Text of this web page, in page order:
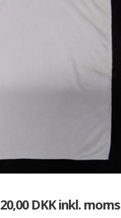
20,00 DKKinkl. moms